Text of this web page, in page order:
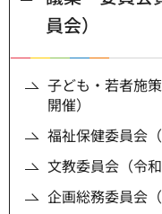
員会）
子ども・若者施
開催）
福祉保健委員会
文教委員会（令
企画総務委員会